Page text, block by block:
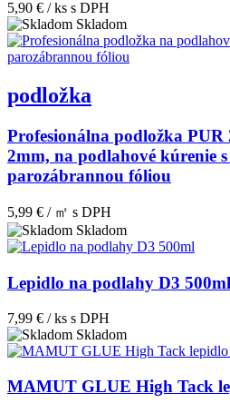
5,90 € / ks s DPH
Skladom
podložka
Profesionálna podložka PUR
2mm, na podlahové kúrenie
parozábrannou fóliou
5,99 € / ㎡ s DPH
Skladom
Lepidlo na podlahy D3 500ml
7,99 € / ks s DPH
Skladom
MAMUT GLUE High Tack